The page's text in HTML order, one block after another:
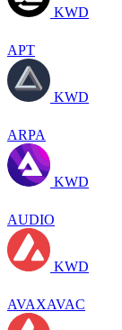
KWD
APT
KWD
ARPA
KWD
AUDIO
KWD
AVAXAVAC